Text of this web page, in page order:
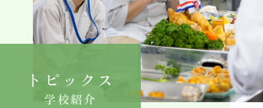
就職
よくある質問
トピックス
学校紹介